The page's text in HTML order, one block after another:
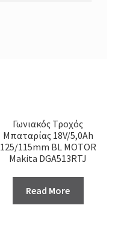
Γωνιακός Τροχός
Μπαταρίας 18V/5,0Ah
125/115mm BL MOTOR
Makita DGA513RTJ
Read More